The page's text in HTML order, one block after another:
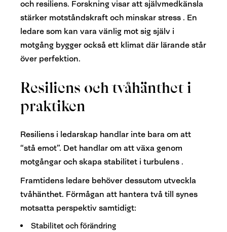
och resiliens. Forskning visar att självmedkänsla
stärker motståndskraft och minskar stress . En
ledare som kan vara vänlig mot sig själv i
motgång bygger också ett klimat där lärande står
över perfektion.
Resiliens och tvåhänthet i
praktiken
Resiliens i ledarskap handlar inte bara om att
“stå emot”. Det handlar om att växa genom
motgångar och skapa stabilitet i turbulens .
Framtidens ledare behöver dessutom utveckla
tvåhänthet. Förmågan att hantera två till synes
motsatta perspektiv samtidigt:
Stabilitet och förändring